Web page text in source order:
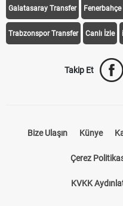
Galatasaray Transfer
Trabzonspor Transfer Canlı İzle
Takip Et
Bize Ulaşın Künye
Çerez
KVKK